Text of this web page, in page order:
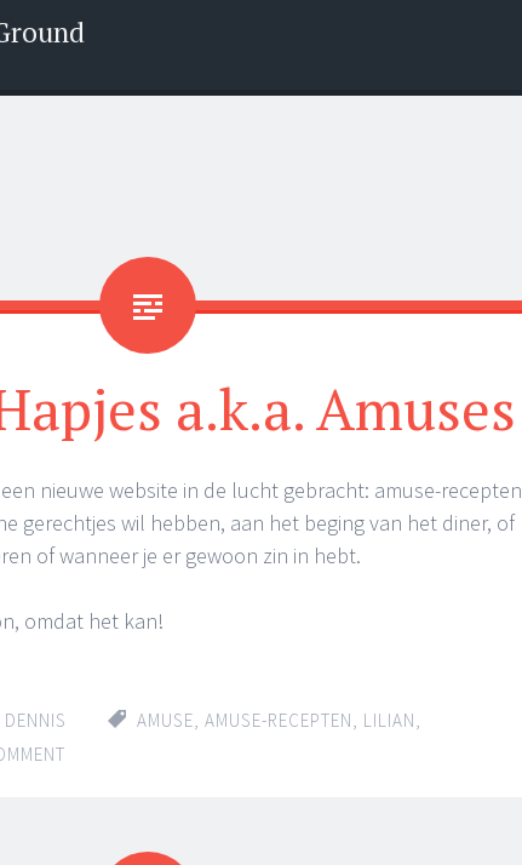
a.k.a. Amuses
nieuwe website in de lucht gebracht: amuse-recepten
gerechtjes wil hebben, aan het beging van het diner, of
of wanneer je er gewoon zin in hebt.
omdat het kan!
DENNIS AMUSE, AMUSE-RECEPTEN, LILIAN,